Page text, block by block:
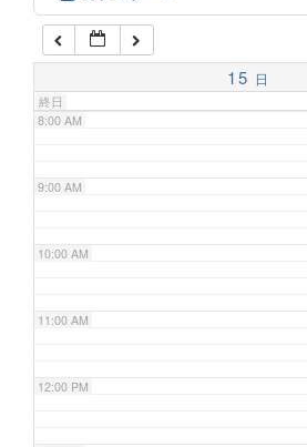
15 日
終日
7:00 AM
8:00 AM
9:00 AM
10:00 AM
11:00 AM
12:00 PM